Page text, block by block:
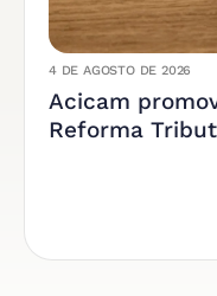
4 DE AGOSTO DE 2026
Acicam
Reforma